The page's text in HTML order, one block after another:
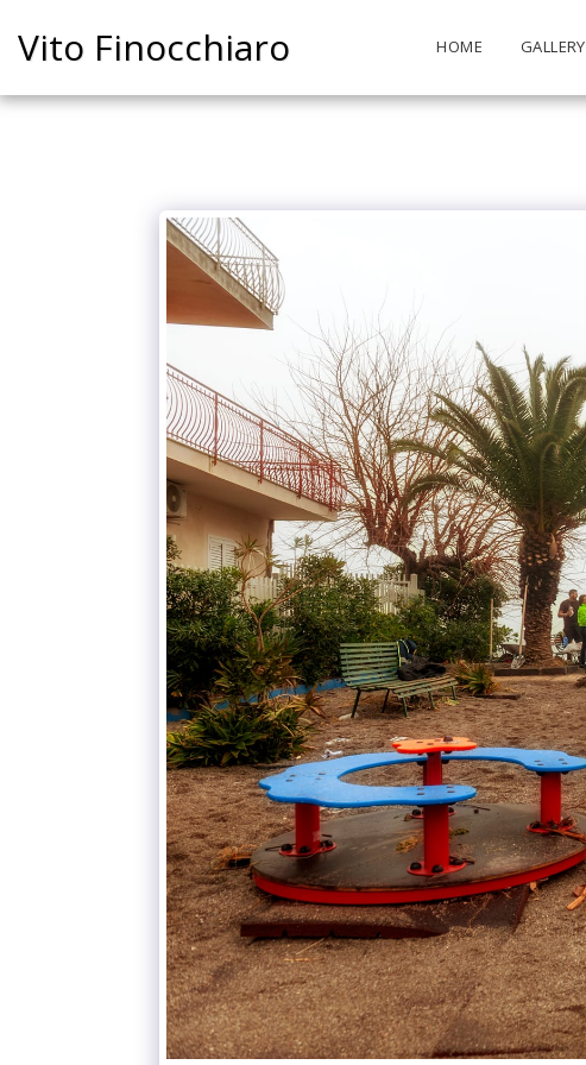
Vito Finocchiaro HOME GALLERY